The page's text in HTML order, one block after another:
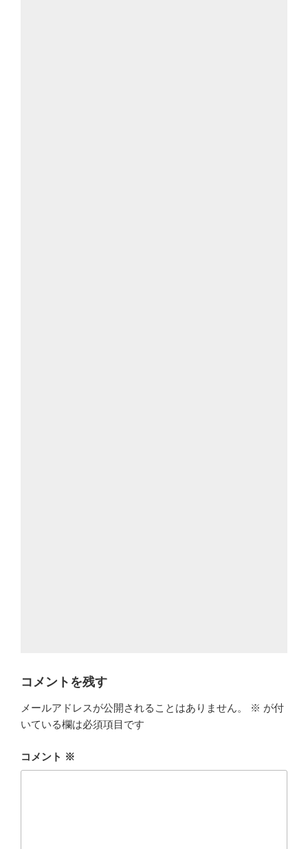
コメントを残す
メールアドレスが公開されることはありません。 ※ が付
いている欄は必須項目です
コメント ※